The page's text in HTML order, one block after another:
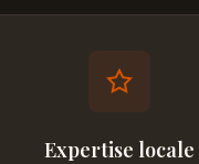
Expertise locale